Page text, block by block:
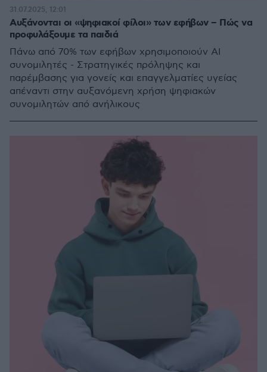
Αυξάνονται οι «ψηφιακοί φίλοι» των εφήβων – Πώς να
προφυλάξουμε τα παιδιά
Πάνω από 70% των εφήβων χρησιμοποιούν AI
συνομιλητές - Στρατηγικές πρόληψης και
παρέμβασης για γονείς και επαγγελματίες υγείας
απέναντι στην αυξανόμενη χρήση ψηφιακών
συνομιλητών από ανήλικους
31.07.2025, 12:01